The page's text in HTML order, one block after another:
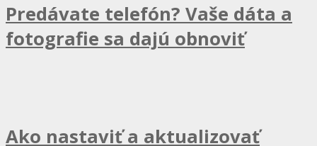
Predávate telefón? Vaše dáta a
fotografie sa dajú obnoviť
Ako nastaviť a aktualizovať